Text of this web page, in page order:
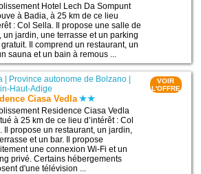
Hotel Lech Da Sompunt
à Badia, à 25 km de ce lieu
: Col Sella. Il propose une salle de
un jardin, une terrasse et un parking
Il comprend un restaurant, un
sauna et un bain à remous ...
Province autonome de Bolzano
Haut-Adige
Ciasa Vedla
Residence Ciasa Vedla
à 25 km de ce lieu d’intérêt : Col
Il propose un restaurant, un jardin,
et un bar. Il propose
une connexion Wi-Fi et un
privé. Certains hébergements
d'une télévision ...
VOIR
L'OFFRE